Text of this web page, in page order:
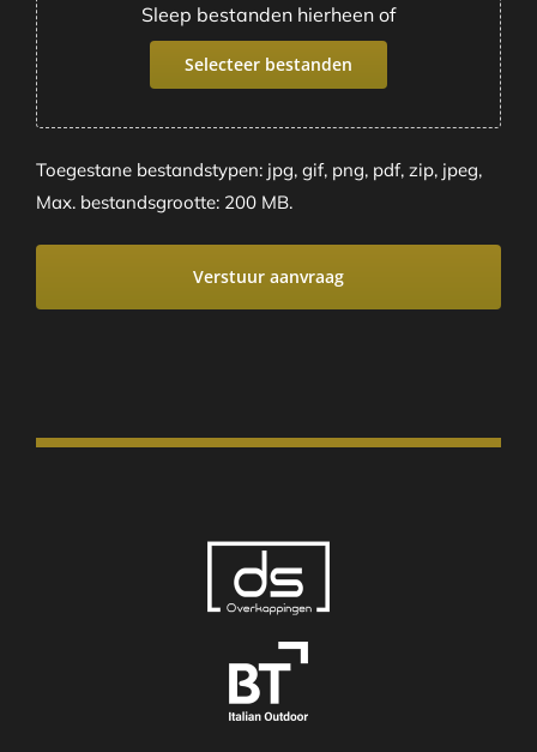
Sleep bestanden hierheen of
Selecteer bestanden
Toegestane bestandstypen: jpg, gif, png, pdf, zip, jpeg,
Max. bestandsgrootte: 200 MB.